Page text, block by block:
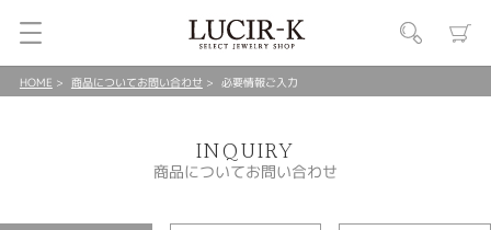
HOME 商品についてお問い合わせ 必要情報ご入力
INQUIRY
商品についてお問い合わせ